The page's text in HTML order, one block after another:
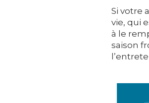
Si votre
vie, qui
à le
saison